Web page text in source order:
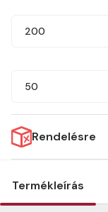
200
50
Rendelésre
Termékleírás